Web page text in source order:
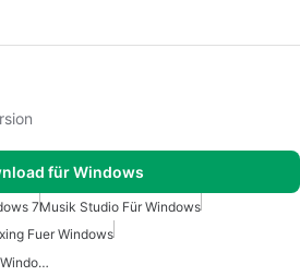
für Windows
7Musik Studio Für Windows
Fuer Windows
Kostenloser Soundmischer Für Windows